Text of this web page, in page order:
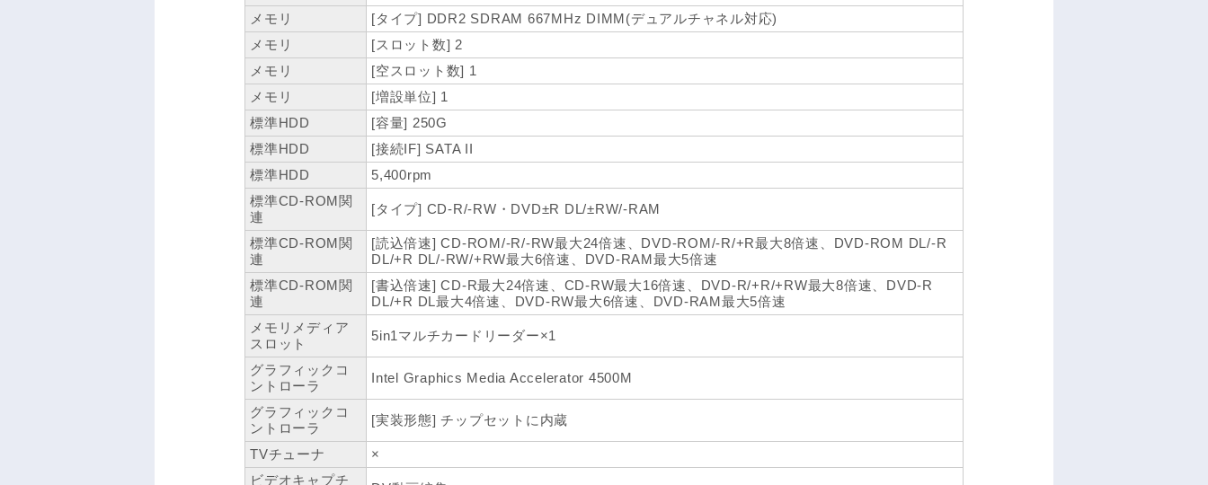
メモリ
[タイプ] DDR2 SDRAM 667MHz DIMM(デュアルチャネル対応)
メモリ
[スロット数] 2
メモリ
[空スロット数] 1
メモリ
[増設単位] 1
標準HDD
[容量] 250G
標準HDD
[接続IF] SATA II
標準HDD
5,400rpm
標準CD-ROM関
連
[タイプ] CD-R/-RW・DVD±R DL/±RW/-RAM
標準CD-ROM関
連
[読込倍速] CD-ROM/-R/-RW最大24倍速、DVD-ROM/-R/+R最大8倍速、DVD-ROM DL/-R
DL/+R DL/-RW/+RW最大6倍速、DVD-RAM最大5倍速
標準CD-ROM関
連
[書込倍速] CD-R最大24倍速、CD-RW最大16倍速、DVD-R/+R/+RW最大8倍速、DVD-R
DL/+R DL最大4倍速、DVD-RW最大6倍速、DVD-RAM最大5倍速
メモリメディア
スロット
5in1マルチカードリーダー×1
グラフィックコ
ントローラ
Intel Graphics Media Accelerator 4500M
グラフィックコ
ントローラ
[実装形態] チップセットに内蔵
TVチューナ
×
ビデオキャプチ